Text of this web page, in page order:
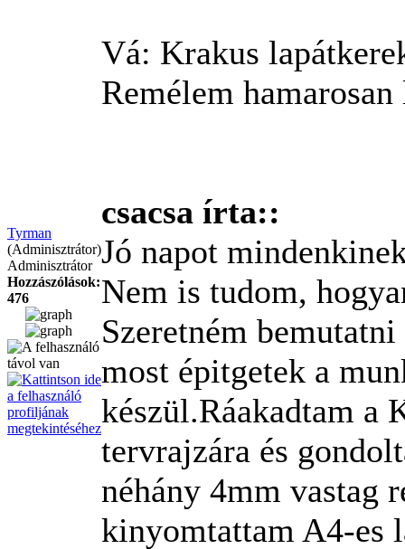
Tyrman
(Adminisztrátor)
Adminisztrátor
Hozzászólások:
476
Vá: Krakus
Remélem
csacsa írta::
Jó napot
Nem is tudom,
Szeretném
most épitgetek a
készül.Ráakadtam a
tervrajzára és
néhány 4mm vastag
kinyomtattam A4-es